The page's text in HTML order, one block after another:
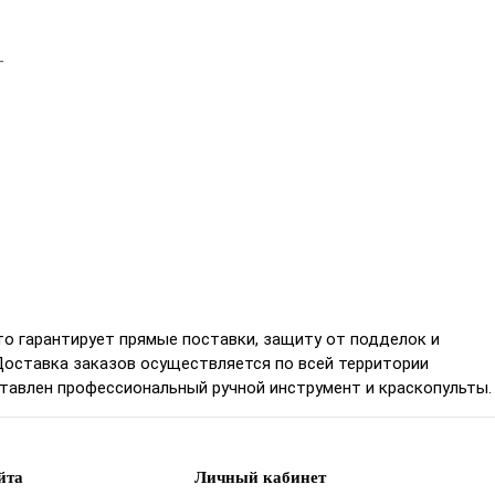
прямые поставки, защиту от подделок и
заказов осуществляется по всей территории
профессиональный ручной инструмент и краскопульты.
Личный кабинет